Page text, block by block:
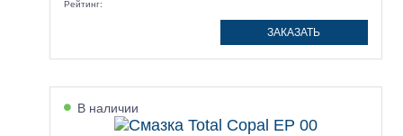
Рейтинг:
ЗАКАЗАТЬ
В наличии